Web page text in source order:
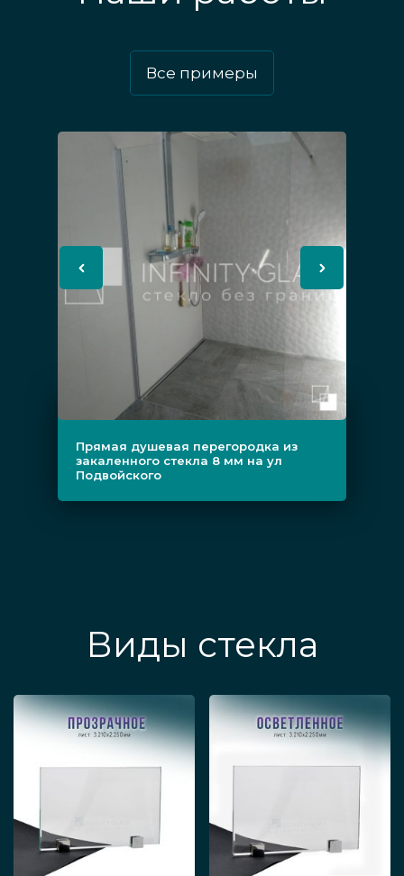
компании есть собственное производство и
дизайн-бюро, что позволяет создавать по
заявкам закаленные стеклянные
конструкции любой сложности с нуля,
включая уникальные, подходящие
исключительно для вас. На любую
продукцию из стекла, которую можно купить
у нас, даётся гарантия. Цены на изделия из
закалённых материалов доступны благодаря
минимуму посредников.
Петербурге стильную конструкцию из
тонированного или прозрачного стекла,
Все примеры
Прямая душевая перегородка из
закаленного стекла 8 мм на ул
Подвойского
Виды стекла